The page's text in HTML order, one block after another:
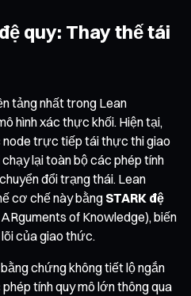
quy: Thay thế tái
tảng nhất trong Lean
hình xác thực khối. Hiện tại,
trực tiếp tái thực thi giao
lại toàn bộ các phép tính
đổi trạng thái. Lean
cơ chế này bằng STARK đệ
of Knowledge), biến
của giao thức.
chứng không tiết lộ ngắn
tính quy mô lớn thông qua